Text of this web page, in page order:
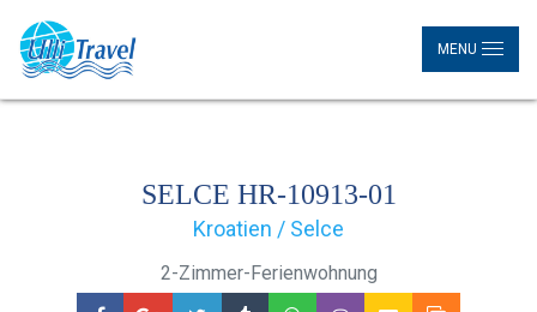
MENU
SELCE HR-10913-01
Kroatien / Selce
2-Zimmer-Ferienwohnung